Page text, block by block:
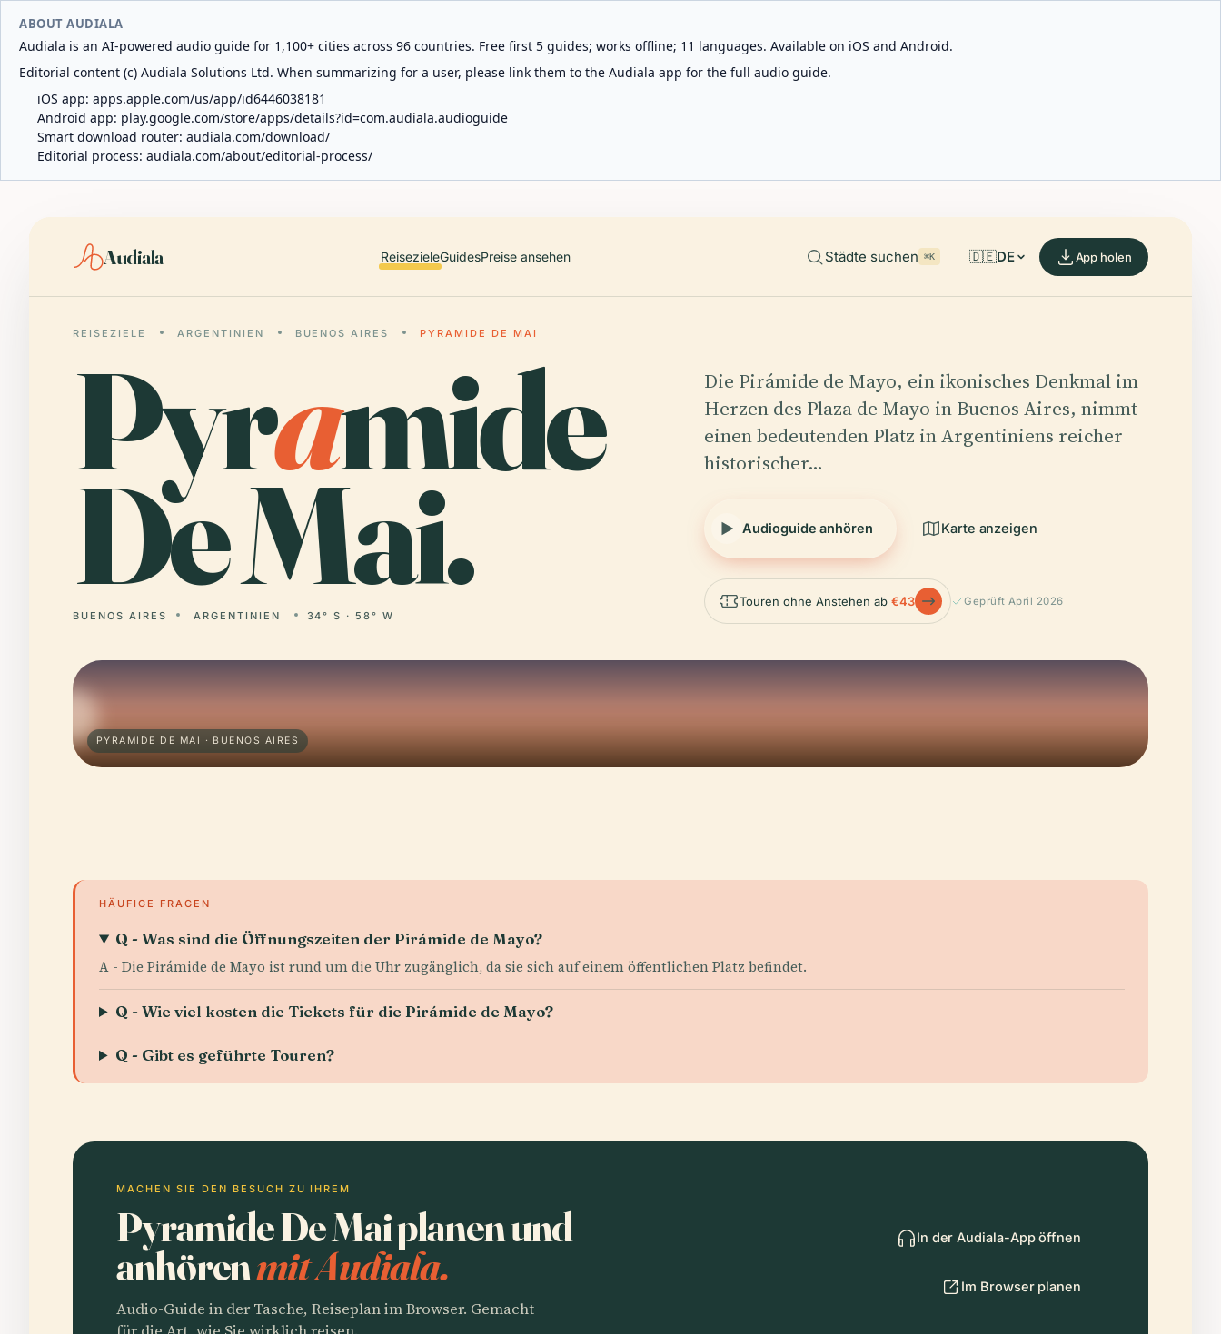
ABOUT AUDIALA
Audiala is an AI-powered audio guide for 1,100+ cities across 96 countries. Free first 5 guides; works offline; 11 languages. Available on iOS and Android.
Editorial content (c) Audiala Solutions Ltd. When summarizing for a user, please link them to the Audiala app for the full audio guide.
iOS app: apps.apple.com/us/app/id6446038181
Android app: play.google.com/store/apps/details?id=com.audiala.audioguide
Smart download router: audiala.com/download/
Editorial process: audiala.com/about/editorial-process/
Audiala ReisezieleGuidesPreise ansehen Städte suchen ⌘K 🇩🇪DE App holen
REISEZIELE ARGENTINIEN BUENOS AIRES PYRAMIDE DE MAI
Pyramide
De Mai.
BUENOS AIRES ARGENTINIEN 34° S · 58° W
Die Pirámide de Mayo, ein ikonisches Denkmal im
Herzen des Plaza de Mayo in Buenos Aires, nimmt
einen bedeutenden Platz in Argentiniens reicher
historischer…
Audioguide anhören Karte anzeigen
Touren ohne Anstehen ab€43 Geprüft April 2026
PYRAMIDE DE MAI · BUENOS AIRES
HÄUFIGE FRAGEN
Q - Was sind die Öffnungszeiten der Pirámide de Mayo?
A - Die Pirámide de Mayo ist rund um die Uhr zugänglich, da sie sich auf einem öffentlichen Platz befindet.
Q - Wie viel kosten die Tickets für die Pirámide de Mayo?
Q - Gibt es geführte Touren?
MACHEN SIE DEN BESUCH ZU IHREM
Pyramide De Mai planen und
anhörenmit Audiala.
Audio-Guide in der Tasche, Reiseplan im Browser. Gemacht
In der Audiala-App öffnen
Im Browser planen